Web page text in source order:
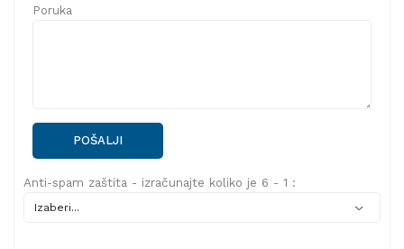
Poruka
POŠALJI
Anti-spam zaštita - izračunajte koliko je 6 - 1 :